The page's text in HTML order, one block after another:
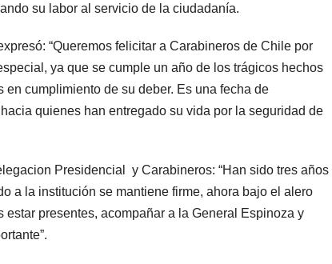
su labor al servicio de la ciudadanía.
“Queremos felicitar a Carabineros de Chile por
ya que se cumple un año de los trágicos hechos
cumplimiento de su deber. Es una fecha de
quienes han entregado su vida por la seguridad de
Presidencial y Carabineros: “Han sido tres años
a la institución se mantiene firme, ahora bajo el alero
presentes, acompañar a la General Espinoza y